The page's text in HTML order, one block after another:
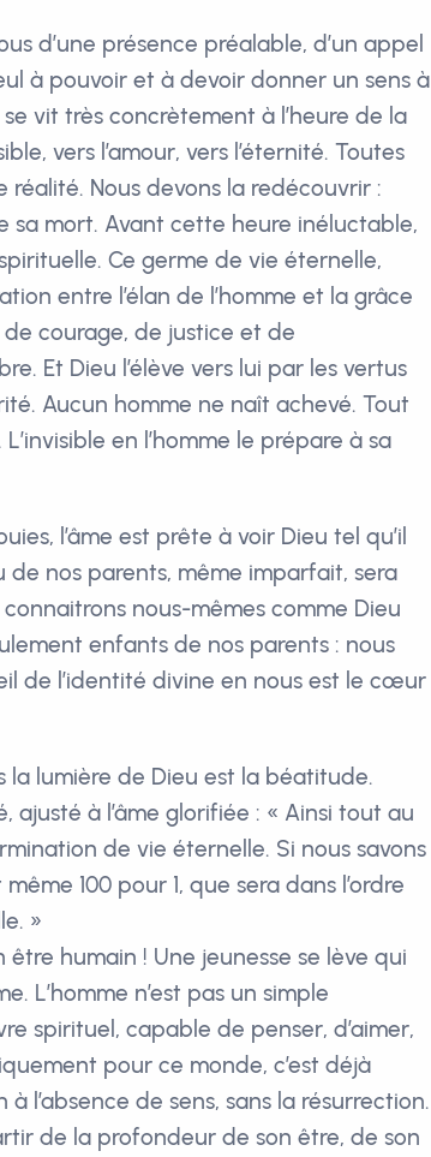
d’une présence préalable, d’un appel
à pouvoir et à devoir donner un sens à
vit très concrètement à l’heure de la
vers l’amour, vers l’éternité. Toutes
réalité. Nous devons la redécouvrir :
sa mort. Avant cette heure inéluctable,
Ce germe de vie éternelle,
entre l’élan de l’homme et la grâce
courage, de justice et de
Et Dieu l’élève vers lui par les vertus
Aucun homme ne naît achevé. Tout
en l’homme le prépare à sa
l’âme est prête à voir Dieu tel qu’il
de nos parents, même imparfait, sera
nous-mêmes comme Dieu
enfants de nos parents : nous
de l’identité divine en nous est le cœur
la lumière de Dieu est la béatitude.
à l’âme glorifiée : « Ainsi tout au
de vie éternelle. Si nous savons
100 pour 1, que sera dans l’ordre
»
être humain ! Une jeunesse se lève qui
L’homme n’est pas un simple
spirituel, capable de penser, d’aimer,
pour ce monde, c’est déjà
l’absence de sens, sans la résurrection.
de la profondeur de son être, de son